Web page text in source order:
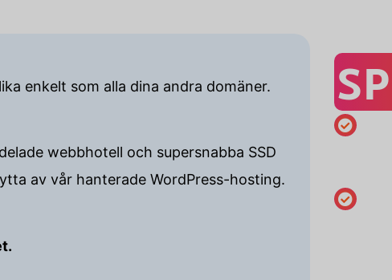
enkelt som alla dina andra domäner.
webbhotell och supersnabba SSD
av vår hanterade WordPress-hosting.